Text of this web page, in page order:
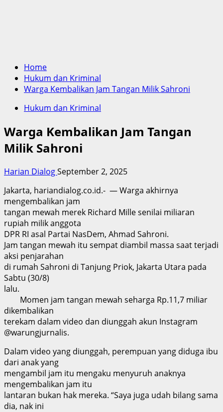
Home
Hukum dan Kriminal
Warga Kembalikan Jam Tangan Milik Sahroni
Hukum dan Kriminal
Warga Kembalikan Jam Tangan
Milik Sahroni
Harian DialogSeptember 2, 2025
Jakarta, hariandialog.co.id.- — Warga akhirnya
mengembalikan jam
tangan mewah merek Richard Mille senilai miliaran
rupiah milik anggota
DPR RI asal Partai NasDem, Ahmad Sahroni.
Jam tangan mewah itu sempat diambil massa saat terjadi
aksi penjarahan
di rumah Sahroni di Tanjung Priok, Jakarta Utara pada
Sabtu (30/8)
lalu.
Momen jam tangan mewah seharga Rp.11,7 miliar
dikembalikan
terekam dalam video dan diunggah akun Instagram
@warungjurnalis.
Dalam video yang diunggah, perempuan yang diduga ibu
dari anak yang
mengambil jam itu mengaku menyuruh anaknya
mengembalikan jam itu
lantaran bukan hak mereka. “Saya juga udah bilang sama
dia, nak ini